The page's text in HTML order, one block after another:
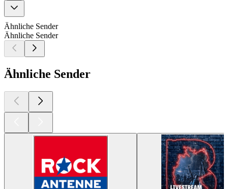
Ähnliche Sender
Ähnliche Sender
Ähnliche Sender